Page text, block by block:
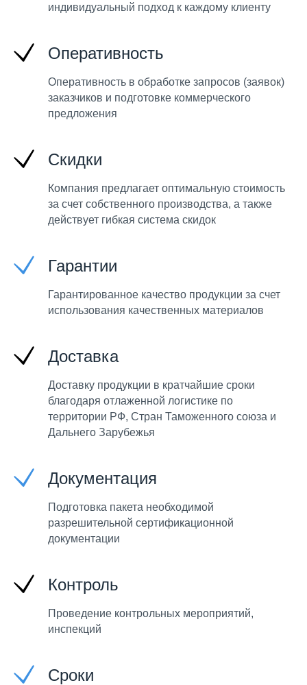
индивидуальный подход к каждому клиенту
Оперативность
Оперативность в обработке запросов (заявок)
заказчиков и подготовке коммерческого
предложения
Скидки
Компания предлагает оптимальную стоимость
за счет собственного производства, а также
действует гибкая система скидок
Гарантии
Гарантированное качество продукции за счет
использования качественных материалов
Доставка
Доставку продукции в кратчайшие сроки
благодаря отлаженной логистике по
территории РФ, Стран Таможенного союза и
Дальнего Зарубежья
Документация
Подготовка пакета необходимой
разрешительной сертификационной
документации
Контроль
Проведение контрольных мероприятий,
инспекций
Сроки